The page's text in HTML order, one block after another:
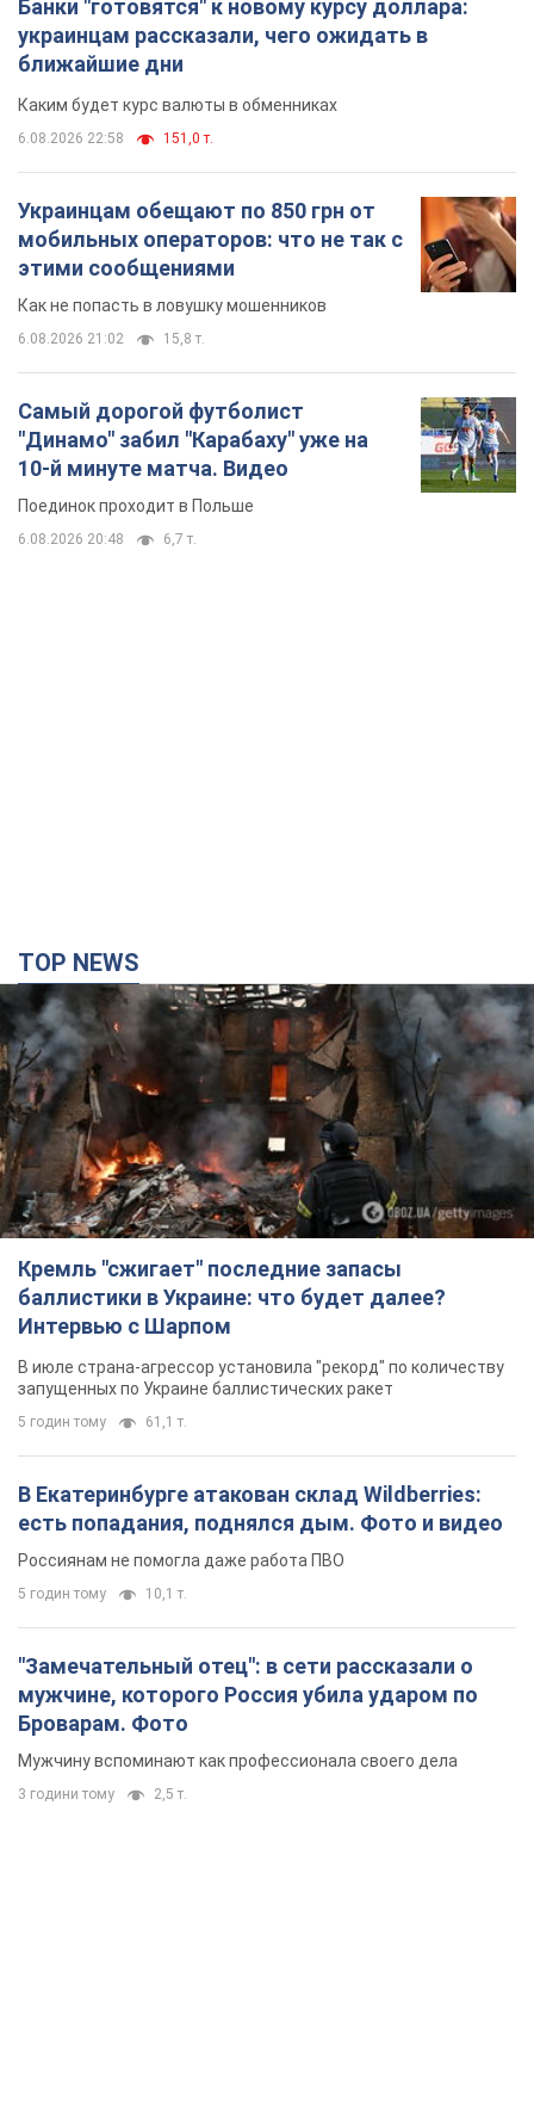
Банки "готовятся" к новому курсу доллара:
украинцам рассказали, чего ожидать в
ближайшие дни
Каким будет курс валюты в обменниках
6.08.2026 22:58 151,0 т.
Украинцам обещают по 850 грн от
мобильных операторов: что не так с
этими сообщениями
Как не попасть в ловушку мошенников
6.08.2026 21:02 15,8 т.
Самый дорогой футболист
"Динамо" забил "Карабаху" уже на
10-й минуте матча. Видео
Поединок проходит в Польше
6.08.2026 20:48 6,7 т.
TOP NEWS
Кремль "сжигает" последние запасы
баллистики в Украине: что будет далее?
Интервью с Шарпом
В июле страна-агрессор установила "рекорд" по количеству
запущенных по Украине баллистических ракет
5 годин тому 61,1 т.
В Екатеринбурге атакован склад Wildberries:
есть попадания, поднялся дым. Фото и видео
Россиянам не помогла даже работа ПВО
5 годин тому 10,1 т.
"Замечательный отец": в сети рассказали о
мужчине, которого Россия убила ударом по
Броварам. Фото
Мужчину вспоминают как профессионала своего дела
3 години тому 2,5 т.